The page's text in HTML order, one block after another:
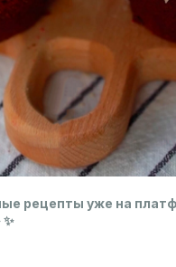
рецепты уже на